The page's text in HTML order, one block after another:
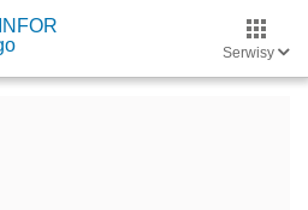
Serwisy